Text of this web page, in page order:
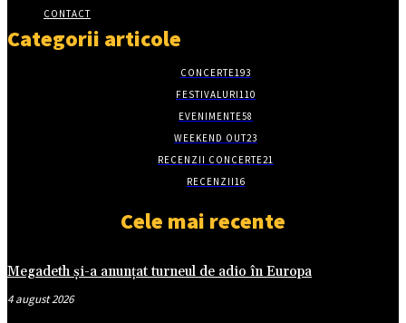
CONTACT
Categorii articole
CONCERTE193
FESTIVALURI110
EVENIMENTE58
WEEKEND OUT23
RECENZII CONCERTE21
RECENZII16
Cele mai recente
Megadeth și-a anunțat turneul de adio în Europa
4 august 2026